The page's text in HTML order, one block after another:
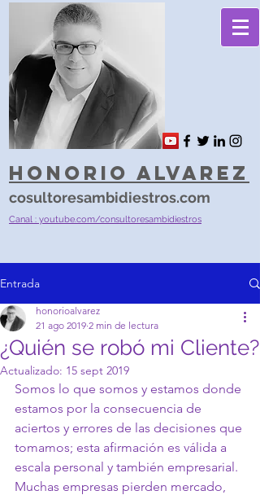
Honorio Alvarez
cosultoresambidiestros.com
Canal : youtube.com/consultoresambidiestros
Entrada
¿Quién se robó mi Cliente?
honorioalvarez
21 ago 2019 2 min de lectura
Actualizado: 15 sept 2019
Somos lo que somos y estamos donde
estamos por la consecuencia de
aciertos y errores de las decisiones que
tomamos; esta afirmación es válida a
escala personal y también empresarial.
Muchas empresas pierden mercado,